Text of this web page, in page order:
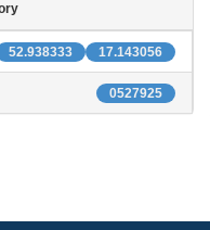
17.143056
52.938333
0527925